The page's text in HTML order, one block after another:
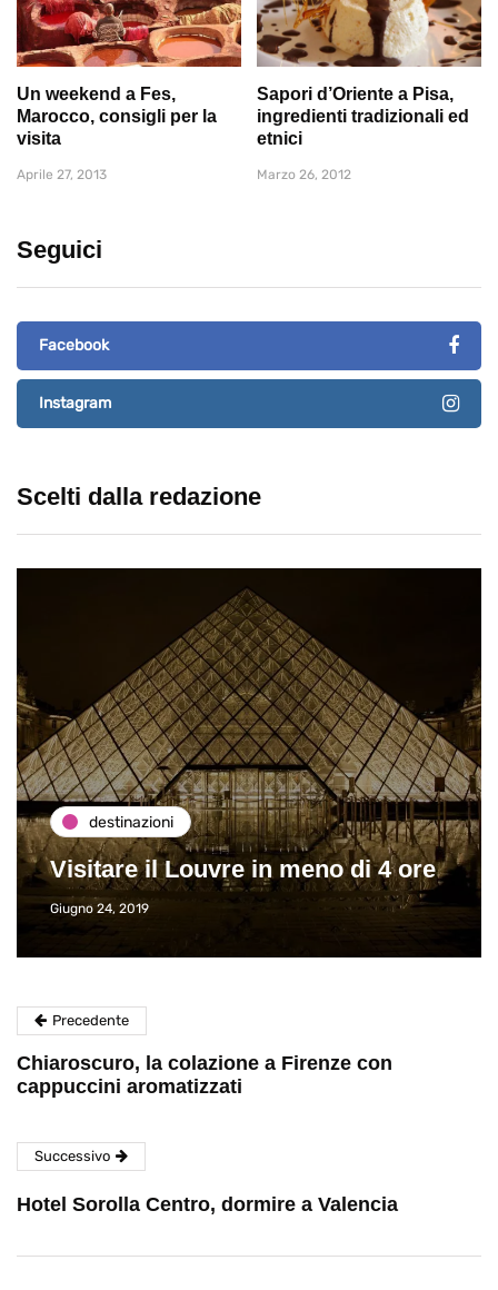
Un weekend a Fes,
Marocco, consigli per la
visita
Aprile 27, 2013
Sapori d’Oriente a Pisa,
ingredienti tradizionali ed
etnici
Marzo 26, 2012
Seguici
Facebook
Instagram
Scelti dalla redazione
destinazioni
Visitare il Louvre in meno di 4 ore
Giugno 24, 2019
Precedente
Chiaroscuro, la colazione a Firenze con
cappuccini aromatizzati
Successivo
Hotel Sorolla Centro, dormire a Valencia